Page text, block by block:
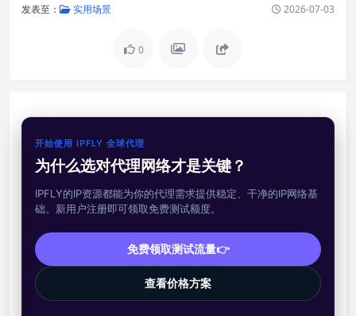
发表至： 实用场景 2026-07-03
0
开始使用 IPFLY 全球代理
为什么选对代理网络才是关键？
IPFLY的IP资源都能为你的代理需求提供稳定、干净的IP网络基
础。新用户注册即可领取免费测试额度。
免费领取测试流量👉
查看价格方案